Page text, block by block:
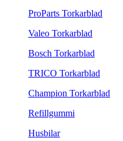
ProParts Torkarblad
Valeo Torkarblad
Bosch Torkarblad
TRICO Torkarblad
Champion Torkarblad
Refillgummi
Husbilar